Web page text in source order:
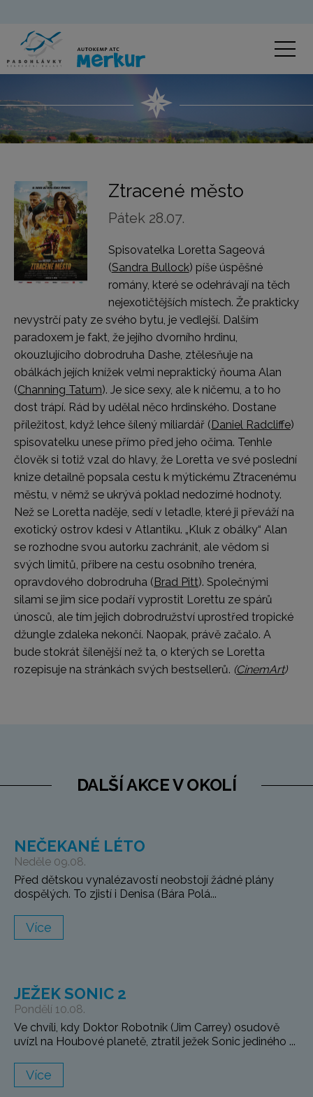
Ztracené město
Pátek 28.07.
Spisovatelka Loretta Sageová
(Sandra Bullock) píše úspěšné
romány, které se odehrávají na těch
nejexotičtějších místech. Že prakticky
nevystrčí paty ze svého bytu, je vedlejší. Dalším
paradoxem je fakt, že jejího dvorního hrdinu,
okouzlujícího dobrodruha Dashe, ztělesňuje na
obálkách jejích knížek velmi nepraktický ňouma Alan
(Channing Tatum). Je sice sexy, ale k ničemu, a to ho
dost trápí. Rád by udělal něco hrdinského. Dostane
příležitost, když lehce šílený miliardář ( Daniel Radcliffe)
spisovatelku unese přímo před jeho očima. Tenhle
člověk si totiž vzal do hlavy, že Loretta ve své poslední
knize detailně popsala cestu k mýtickému Ztracenému
městu, v němž se ukrývá poklad nedozírné hodnoty.
Než se Loretta naděje, sedí v letadle, které ji převáží na
exotický ostrov kdesi v Atlantiku. „Kluk z obálky“ Alan
se rozhodne svou autorku zachránit, ale vědom si
svých limitů, přibere na cestu osobního trenéra,
opravdového dobrodruha ( Brad Pitt). Společnými
silami se jim sice podaří vyprostit Lorettu ze spárů
únosců, ale tím jejich dobrodružství uprostřed tropické
džungle zdaleka nekončí. Naopak, právě začalo. A
bude stokrát šílenější než ta, o kterých se Loretta
rozepisuje na stránkách svých bestsellerů. (CinemArt)
DALŠÍ AKCE V OKOLÍ
NEČEKANÉ LÉTO
Neděle 09.08.
Před dětskou vynalézavostí neobstojí žádné plány
dospělých. To zjistí i Denisa (Bára Polá...
Více
JEŽEK SONIC 2
Pondělí 10.08.
Ve chvíli, kdy Doktor Robotnik (Jim Carrey) osudově
uvízl na Houbové planetě, ztratil ježek Sonic jediného ...
Více